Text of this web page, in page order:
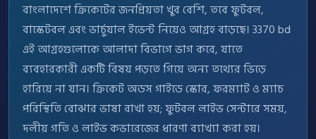
বাংলাদেশে ক্রিকেটের জনপ্রিয়তা খুব বেশি, তবে ফুটবল,
বাস্কেটবল এবং ভার্চুয়াল ইভেন্ট নিয়েও আগ্রহ বাড়ছে। 3370 bd
এই আগ্রহগুলোকে আলাদা বিভাগে ভাগ করে, যাতে
ব্যবহারকারী একটি বিষয় পড়তে গিয়ে অন্য তথ্যের ভিড়ে
হারিয়ে না যান। ক্রিকেট অডস গাইডে স্কোর, ফরম্যাট ও ম্যাচ
পরিস্থিতি বোঝার ভাষা রাখা হয়; ফুটবল লাইভ সেন্টারে সময়,
দলীয় গতি ও লাইভ কভারেজের ধারণা ব্যাখ্যা করা হয়।